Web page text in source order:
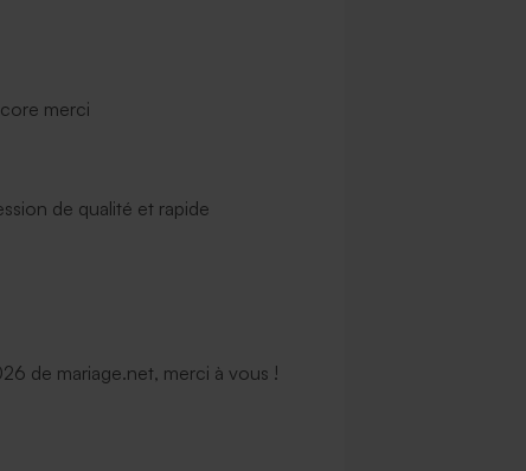
merci
de qualité et rapide
de mariage.net, merci à vous !